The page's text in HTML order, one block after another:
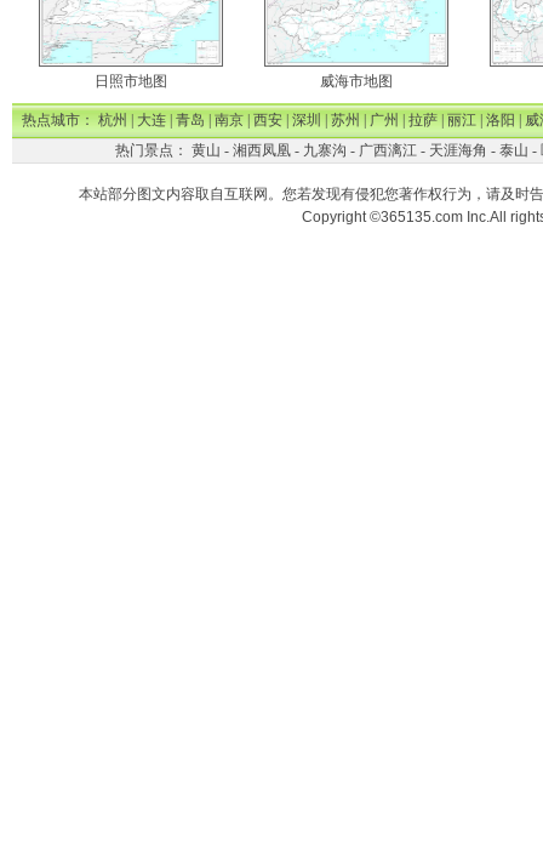
日照市地图 威海市地图
热点城市：杭州|大连|青岛|南京|西安|深圳|苏州|广州|拉萨|丽江|洛阳|威
热门景点： 黄山 - 湘西凤凰- 九寨沟 - 广西漓江- 天涯海角 - 泰山 -
本站部分图文内容取自互联网。您若发现有侵犯您著作权行为，请及时
Copyright ©365135.com Inc.All